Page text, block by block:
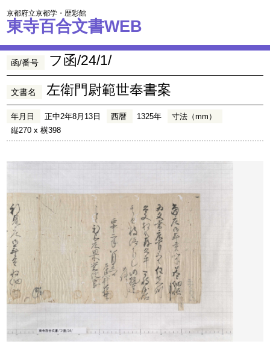
京都府立京都学・歴彩館
東寺百合文書WEB
函/番号 フ函/24/1/
文書名 左衛門尉範世奉書案
年月日 正中2年8月13日 西暦 1325年
寸法（mm）
縦270 x 横398